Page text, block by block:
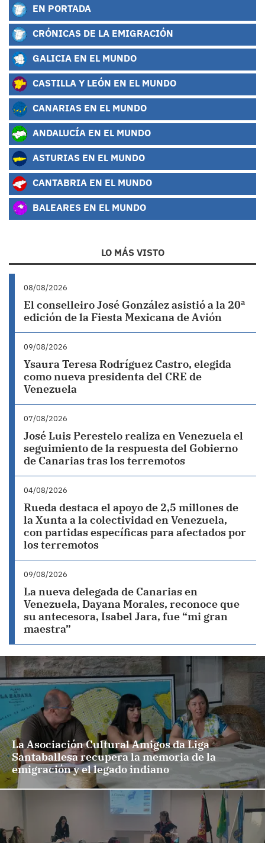
EN PORTADA
CRÓNICAS DE LA EMIGRACIÓN
GALICIA EN EL MUNDO
CASTILLA Y LEÓN EN EL MUNDO
CANARIAS EN EL MUNDO
ANDALUCÍA EN EL MUNDO
ASTURIAS EN EL MUNDO
CANTABRIA EN EL MUNDO
BALEARES EN EL MUNDO
LO MÁS VISTO
08/08/2026
El conselleiro José González asistió a la 20ª
edición de la Fiesta Mexicana de Avión
09/08/2026
Ysaura Teresa Rodríguez Castro, elegida
como nueva presidenta del CRE de
Venezuela
07/08/2026
José Luis Perestelo realiza en Venezuela el
seguimiento de la respuesta del Gobierno
de Canarias tras los terremotos
04/08/2026
Rueda destaca el apoyo de 2,5 millones de
la Xunta a la colectividad en Venezuela,
con partidas específicas para afectados por
los terremotos
09/08/2026
La nueva delegada de Canarias en
Venezuela, Dayana Morales, reconoce que
su antecesora, Isabel Jara, fue “mi gran
maestra”
La Asociación Cultural Amigos da Liga
Santaballesa recupera la memoria de la
emigración y el legado indiano